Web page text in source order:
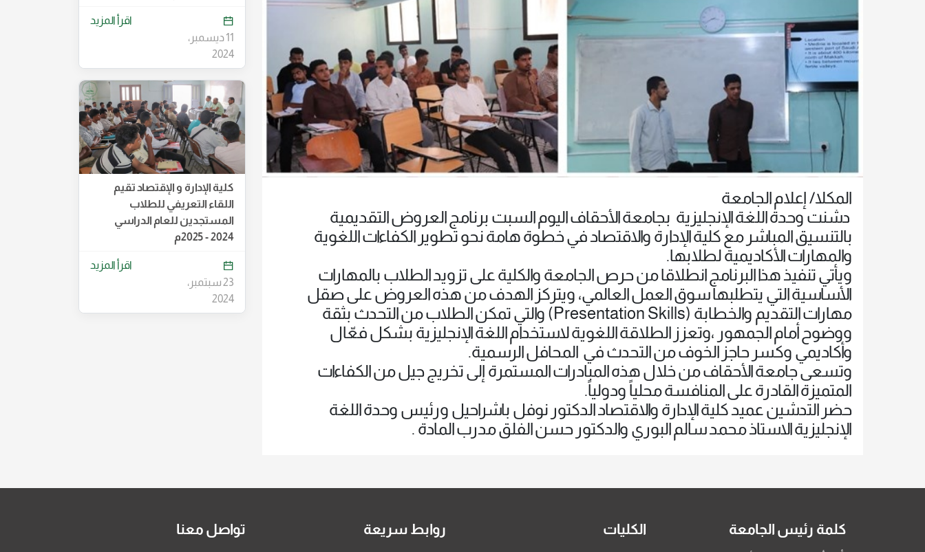
المكلا/ إعلام الجامعة
​ دشنت وحدة اللغة الإنجليزية بجامعة الأحقاف اليوم السبت برنامج العروض التقديمية
بالتنسيق المباشر مع كلية الإدارة والاقتصاد في خطوة هامة نحو تطوير الكفاءات اللغوية
والمهارات الأكاديمية لطلابها.
و​يأتي تنفيذ هذا البرنامج انطلاقا من حرص الجامعة والكلية على تزويد الطلاب بالمهارات
الأساسية التي يتطلبها سوق العمل العالمي، ويتركز الهدف من هذه العروض على ​صقل
مهارات التقديم والخطابة (Presentation Skills) والتي تمكن الطلاب من التحدث بثقة
ووضوح أمام الجمهور ،​وتعزز الطلاقة اللغوية لاستخدام اللغة الإنجليزية بشكل فعّال
وأكاديمي وكسر حاجز الخوف من التحدث في المحافل الرسمية.
​وتسعى جامعة الأحقاف من خلال هذه المبادرات المستمرة إلى تخريج جيل من الكفاءات
المتميزة القادرة على المنافسة محلياً ودولياً.
حضر التدشين عميد كلية الإدارة والاقتصاد الدكتور نوفل باشراحيل ورئيس وحدة اللغة
الإنجليزية الاستاذ محمد سالم البوري والدكتور حسن الفلق مدرب المادة .
11 ديسمبر،
2024
اقرأ المزيد
كلية الإدارة و الإقتصاد تقيم
اللقاء التعريفي للطلاب
المستجدين للعام الدراسي
2024 - 2025م
23 سبتمبر،
2024
اقرأ المزيد
كلمة رئيس الجامعة الكليات روابط سريعة تواصل معنا